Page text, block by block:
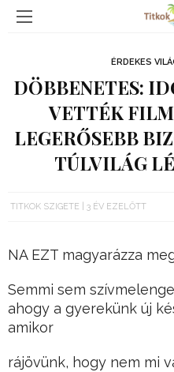
ÉRDEKES
DÖBBENETES:
VETTÉK
LEGERŐSEBB
TÚLVILÁG
TITKOK SZIGETE 3 ÉV EZELŐTT
NA EZT magyarázza
Semmi sem
ahogy a gyerekünk új
amikor
rájövünk, hogy nem mi